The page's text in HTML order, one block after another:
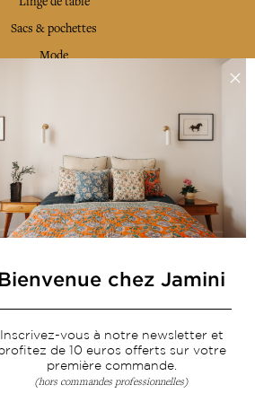
Sacs & pochettes
Mode
Livraison & retour
CGV
Devenir revendeur
Notre communauté
raconté avec poésie et élégance
Inscrivez vous à notre newsletter
Bienvenue chez Jamini
Inscrivez-vous à notre newsletter et
de 10 euros offerts sur votre
première commande.
(hors commandes professionnelles)